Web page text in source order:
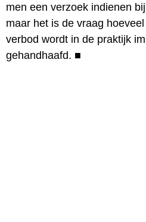
men een verzoek indienen
maar het is de vraag
verbod wordt in de praktijk
gehandhaafd. ■